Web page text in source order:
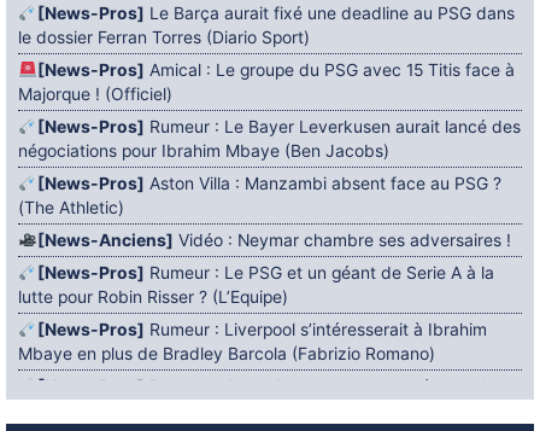
[News-Pros] Le Barça aurait fixé une deadline au PSG dans
le dossier Ferran Torres (Diario Sport)
[News-Pros] Amical : Le groupe du PSG avec 15 Titis face à
Majorque ! (Officiel)
[News-Pros] Rumeur : Le Bayer Leverkusen aurait lancé des
négociations pour Ibrahim Mbaye (Ben Jacobs)
[News-Pros] Aston Villa : Manzambi absent face au PSG ?
(The Athletic)
[News-Anciens] Vidéo : Neymar chambre ses adversaires !
[News-Pros] Rumeur : Le PSG et un géant de Serie A à la
lutte pour Robin Risser ? (L’Equipe)
[News-Pros] Rumeur : Liverpool s’intéresserait à Ibrahim
Mbaye en plus de Bradley Barcola (Fabrizio Romano)
[News-Pros]
Rumeur : Accord contractuel trouvé entre le